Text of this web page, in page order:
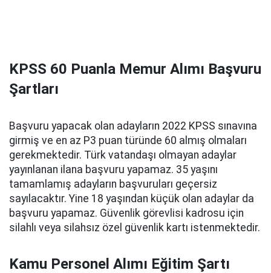
KPSS 60 Puanla Memur Alımı Başvuru
Şartları
Başvuru yapacak olan adayların 2022 KPSS sınavına
girmiş ve en az P3 puan türünde 60 almış olmaları
gerekmektedir. Türk vatandaşı olmayan adaylar
yayınlanan ilana başvuru yapamaz. 35 yaşını
tamamlamış adayların başvuruları geçersiz
sayılacaktır. Yine 18 yaşından küçük olan adaylar da
başvuru yapamaz. Güvenlik görevlisi kadrosu için
silahlı veya silahsız özel güvenlik kartı istenmektedir.
Kamu Personel Alımı Eğitim Şartı